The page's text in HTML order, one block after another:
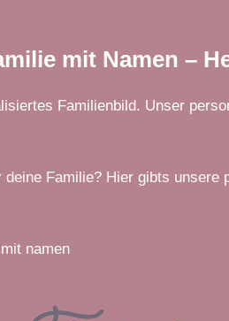
mit Namen –
Familienbild. Unser
Familie? Hier gibts
namen